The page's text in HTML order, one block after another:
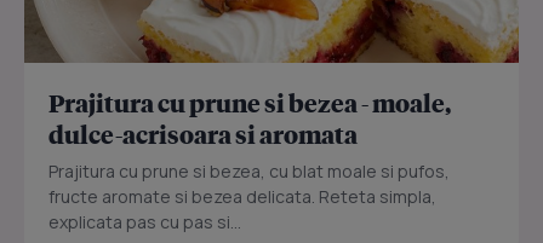
Prajitura cu prune si bezea - moale,
dulce-acrisoara si aromata
Prajitura cu prune si bezea, cu blat moale si pufos,
fructe aromate si bezea delicata. Reteta simpla,
explicata pas cu pas si...